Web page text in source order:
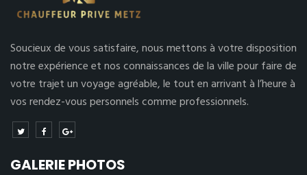
Soucieux de vous satisfaire, nous mettons à votre disposition
notre expérience et nos connaissances de la ville pour faire de
votre trajet un voyage agréable, le tout en arrivant à l’heure à
vos rendez-vous personnels comme professionnels.
GALERIE PHOTOS